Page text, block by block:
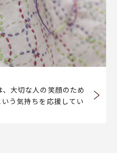
大切な人の笑顔のため
う気持ちを応援してい